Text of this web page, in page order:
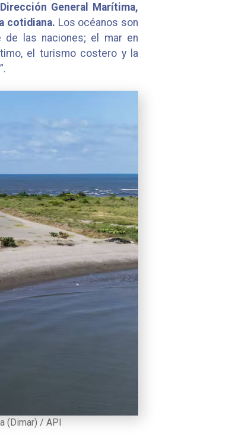
General Marítima,
cotidiana. Los océanos son
de las naciones; el mar en
el turismo costero y la
(Dimar) / API